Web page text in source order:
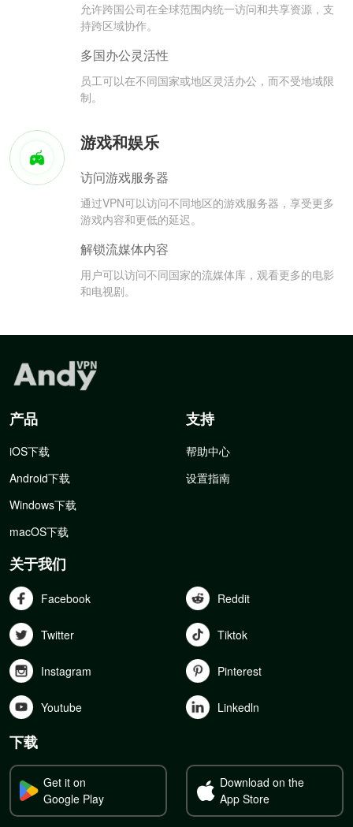
允许跨国公司在全球范围内统一访问和共享资源，支
持跨区域协作。
多国办公灵活性
员工可以在不同国家或地区灵活办公，而不受地域限
制。
游戏和娱乐
访问游戏服务器
通过VPN可以访问不同地区的游戏服务器，享受更多
游戏内容和更低的延迟。
解锁流媒体内容
用户可以访问不同国家的流媒体库，观看更多的电影
和电视剧。
产品
iOS下载
Android下载
Windows下载
macOS下载
支持
帮助中心
设置指南
关于我们
Facebook Reddit
Twitter Tiktok
Instagram Pinterest
Youtube Linkedln
下载
Get it on
Google Play
Download on the
App Store